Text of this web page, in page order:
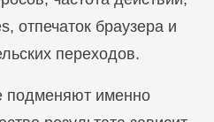
отпечаток браузера и
переходов.
подменяют именно